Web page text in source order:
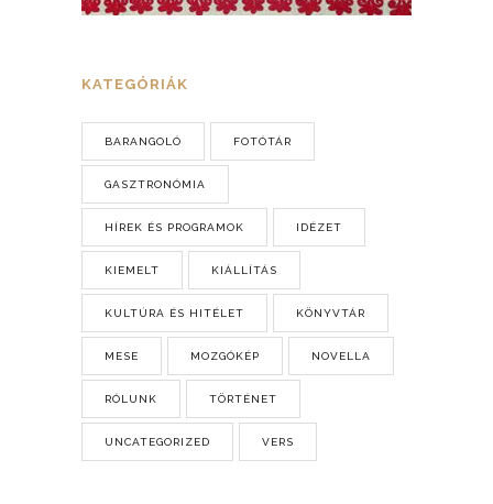
KATEGÓRIÁK
BARANGOLÓ FOTÓTÁR
GASZTRONÓMIA
HÍREK ÉS PROGRAMOK IDÉZET
KIEMELT KIÁLLÍTÁS
KULTÚRA ÉS HITÉLET KÖNYVTÁR
MESE MOZGÓKÉP NOVELLA
RÓLUNK TÖRTÉNET
UNCATEGORIZED VERS